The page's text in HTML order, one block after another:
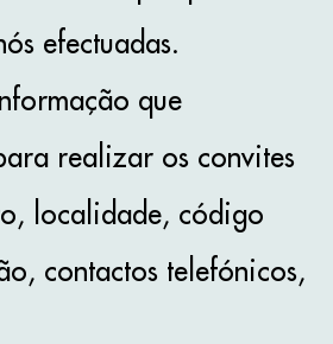
efectuadas.
que
realizar os convites
localidade, código
contactos telefónicos,